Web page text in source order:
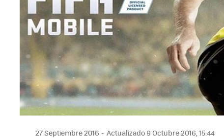
27 Septiembre 2016 Actualizado 9 Octubre 2016, 15:44